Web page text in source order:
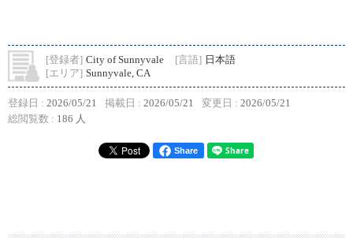
[登録者] City of Sunnyvale [言語] 日本語
[エリア] Sunnyvale, CA
登録日 : 2026/05/21 掲載日 : 2026/05/21 変更日 : 2026/05/21
総閲覧数 : 186 人
Share